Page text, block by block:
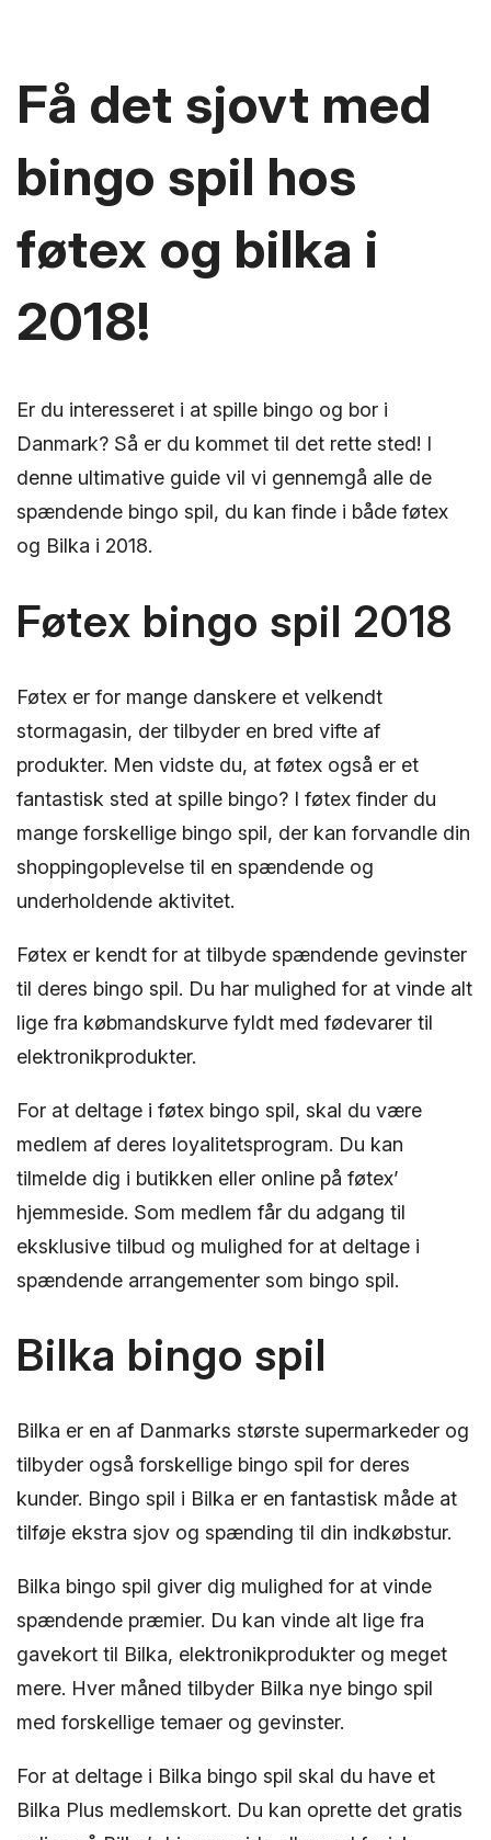
Få det sjovt med
bingo spil hos
føtex og bilka i
2018!
Er du interesseret i at spille bingo og bor i
Danmark? Så er du kommet til det rette sted! I
denne ultimative guide vil vi gennemgå alle de
spændende bingo spil, du kan finde i både føtex
og Bilka i 2018.
Føtex bingo spil 2018
Føtex er for mange danskere et velkendt
stormagasin, der tilbyder en bred vifte af
produkter. Men vidste du, at føtex også er et
fantastisk sted at spille bingo? I føtex finder du
mange forskellige bingo spil, der kan forvandle din
shoppingoplevelse til en spændende og
underholdende aktivitet.
Føtex er kendt for at tilbyde spændende gevinster
til deres bingo spil. Du har mulighed for at vinde alt
lige fra købmandskurve fyldt med fødevarer til
elektronikprodukter.
For at deltage i føtex bingo spil, skal du være
medlem af deres loyalitetsprogram. Du kan
tilmelde dig i butikken eller online på føtex’
hjemmeside. Som medlem får du adgang til
eksklusive tilbud og mulighed for at deltage i
spændende arrangementer som bingo spil.
Bilka bingo spil
Bilka er en af Danmarks største supermarkeder og
tilbyder også forskellige bingo spil for deres
kunder. Bingo spil i Bilka er en fantastisk måde at
tilføje ekstra sjov og spænding til din indkøbstur.
Bilka bingo spil giver dig mulighed for at vinde
spændende præmier. Du kan vinde alt lige fra
gavekort til Bilka, elektronikprodukter og meget
mere. Hver måned tilbyder Bilka nye bingo spil
med forskellige temaer og gevinster.
For at deltage i Bilka bingo spil skal du have et
Bilka Plus medlemskort. Du kan oprette det gratis